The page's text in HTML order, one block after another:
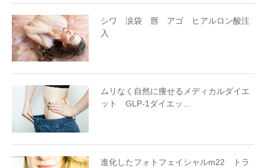
シワ 涙袋 唇 アゴ ヒアルロン酸注
入
ムリなく自然に痩せるメディカルダイエ
ット GLP-1ダイエッ…
進化したフォトフェイシャルm22 トラ